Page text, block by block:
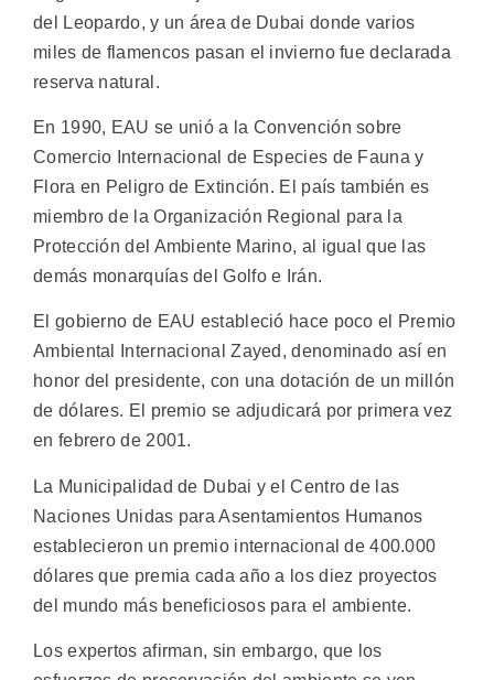
del Leopardo, y un área de Dubai donde varios
miles de flamencos pasan el invierno fue declarada
reserva natural.
En 1990, EAU se unió a la Convención sobre
Comercio Internacional de Especies de Fauna y
Flora en Peligro de Extinción. El país también es
miembro de la Organización Regional para la
Protección del Ambiente Marino, al igual que las
demás monarquías del Golfo e Irán.
El gobierno de EAU estableció hace poco el Premio
Ambiental Internacional Zayed, denominado así en
honor del presidente, con una dotación de un millón
de dólares. El premio se adjudicará por primera vez
en febrero de 2001.
La Municipalidad de Dubai y el Centro de las
Naciones Unidas para Asentamientos Humanos
establecieron un premio internacional de 400.000
dólares que premia cada año a los diez proyectos
del mundo más beneficiosos para el ambiente.
Los expertos afirman, sin embargo, que los